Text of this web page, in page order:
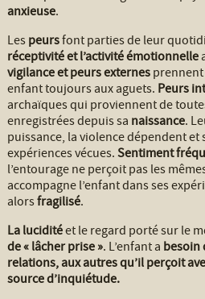
anxieuse.
Les peursfont parties de leur
réceptivité et l’activité émotionnelle
vigilance et peurs externes prennent
enfant toujours aux aguets. Peurs
archaïques qui proviennent de
enregistrées depuis sa naissance.
puissance, la violence dépendent
expériences vécues.Sentiment
l’entourage ne perçoit pas les
accompagne l’enfant dans ses
alorsfragilisé.
La luciditéet le regard porté sur le
de « lâcher prise ». L’enfant a besoin
relations, aux autres qu’il perçoit
source d’inquiétude.